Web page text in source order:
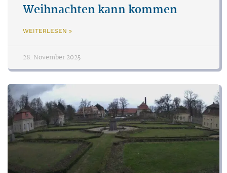
Weihnachten kann kommen
WEITERLESEN »
28. November 2025